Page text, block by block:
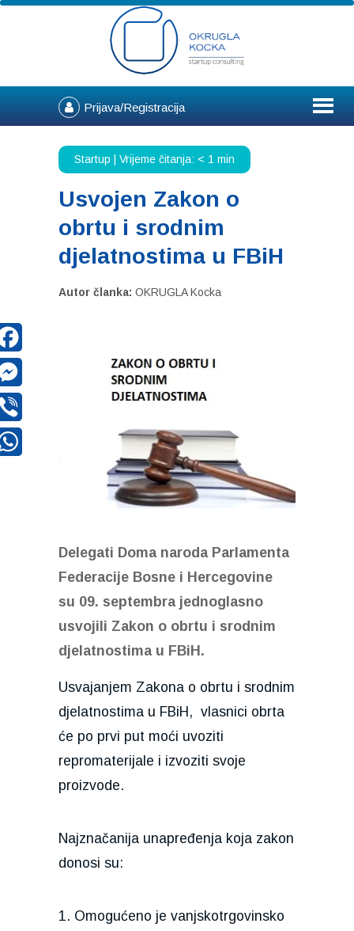
Prijava/Registracija
Startup | Vrijeme čitanja: < 1 min
Usvojen Zakon o
obrtu i srodnim
djelatnostima u FBiH
Autor članka: OKRUGLA Kocka
Delegati Doma naroda Parlamenta
Federacije Bosne i Hercegovine
su 09. septembra jednoglasno
usvojili Zakon o obrtu i srodnim
djelatnostima u FBiH.
Usvajanjem Zakona o obrtu i srodnim
djelatnostima u FBiH, vlasnici obrta
će po prvi put moći uvoziti
repromaterijale i izvoziti svoje
proizvode.
Najznačanija unapređenja koja zakon
donosi su:
1. Omogućeno je vanjskotrgovinsko